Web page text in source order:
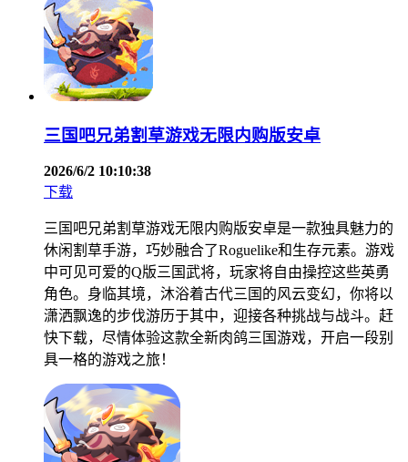
三国吧兄弟割草游戏无限内购版安卓
2026/6/2 10:10:38
下载
三国吧兄弟割草游戏无限内购版安卓是一款独具魅力的
休闲割草手游，巧妙融合了Roguelike和生存元素。游戏
中可见可爱的Q版三国武将，玩家将自由操控这些英勇
角色。身临其境，沐浴着古代三国的风云变幻，你将以
潇洒飘逸的步伐游历于其中，迎接各种挑战与战斗。赶
快下载，尽情体验这款全新肉鸽三国游戏，开启一段别
具一格的游戏之旅！